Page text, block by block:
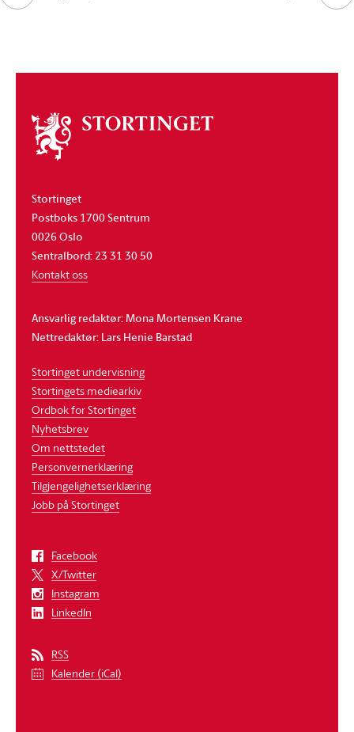
Om
stortinget
Stortinget
Postboks 1700 Sentrum
0026 Oslo
Sentralbord: 23 31 30 50
Kontakt oss
Ansvarlig redaktør: Mona Mortensen Krane
Nettredaktør: Lars Henie Barstad
Stortinget undervisning
Stortingets mediearkiv
Ordbok for Stortinget
Nyhetsbrev
Om nettstedet
Personvernerklæring
Tilgjengelighetserklæring
Jobb på Stortinget
Facebook
X/Twitter
Instagram
LinkedIn
RSS
Kalender (iCal)